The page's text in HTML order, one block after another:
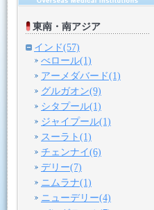
東南・南アジア
インド(57)
べロール(1)
アーメダバード(1)
グルガオン(9)
シタプール(1)
ジャイプール(1)
スーラト(1)
チェンナイ(6)
デリー(7)
ニムラナ(1)
ニューデリー(4)